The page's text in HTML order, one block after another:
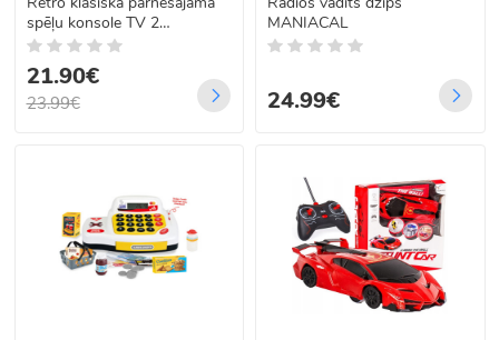
spēļu konsole TV 2
spēlētājiem
21.90€
23.99€
MANIACAL
24.99€